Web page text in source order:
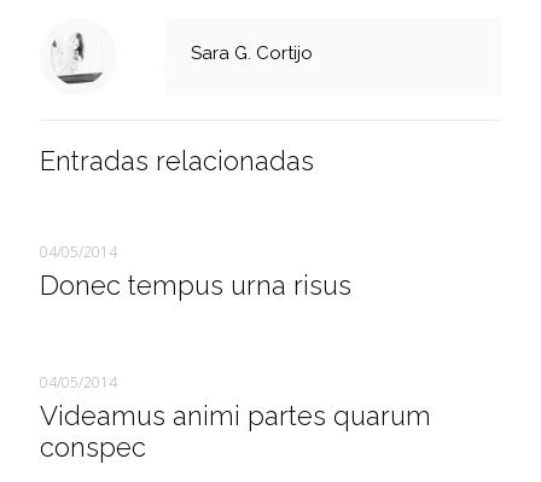
Sara G. Cortijo
Entradas relacionadas
04/05/2014
Donec tempus urna risus
04/05/2014
Videamus animi partes quarum
conspec